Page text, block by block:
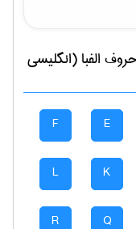
الفبا (انگلیسی
E
F
K
L
Q
R